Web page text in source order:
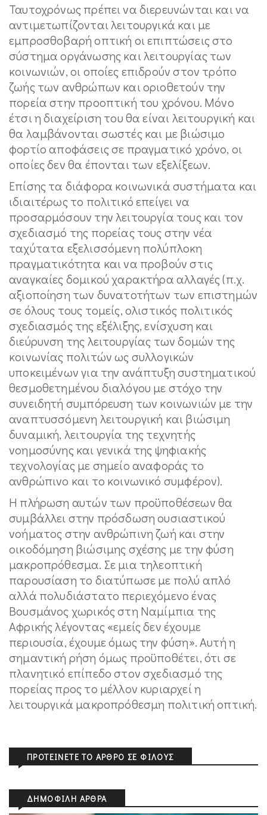
Ταυτοχρόνως πρέπει να διερευνώνται και να
αντιμετωπίζονται λειτουργικά και με
εμπροσθοβαρή οπτική οι επιπτώσεις στο
σύστημα οργάνωσης και λειτουργίας των
κοινωνιών, οι οποίες επιδρούν στον τρόπο
ζωής των ανθρώπων και οριοθετούν την
πορεία στην προοπτική του χρόνου. Μόνο
έτσι η διαχείριση του θα είναι λειτουργική και
θα λαμβάνονται σωστές και με βιώσιμο
φορτίο αποφάσεις σε πραγματικό χρόνο, οι
οποίες δεν θα έπονται των εξελίξεων.
Επίσης τα διάφορα κοινωνικά συστήματα και
ιδιαιτέρως το πολιτικό επείγει να
προσαρμόσουν την λειτουργία τους και τον
σχεδιασμό της πορείας τους στην νέα
ταχύτατα εξελισσόμενη πολύπλοκη
πραγματικότητα και να προβούν στις
αναγκαίες δομικού χαρακτήρα αλλαγές (π.χ.
αξιοποίηση των δυνατοτήτων των επιστημών
σε όλους τους τομείς, ολιστικός πολιτικός
σχεδιασμός της εξέλιξης, ενίσχυση και
διεύρυνση της λειτουργίας των δομών της
κοινωνίας πολιτών ως συλλογικών
υποκειμένων για την ανάπτυξη συστηματικού
θεσμοθετημένου διαλόγου με στόχο την
συνειδητή συμπόρευση των κοινωνιών με την
αναπτυσσόμενη λειτουργική και βιώσιμη
δυναμική, λειτουργία της τεχνητής
νοημοσύνης και γενικά της ψηφιακής
τεχνολογίας με σημείο αναφοράς το
ανθρώπινο και το κοινωνικό συμφέρον).
Η πλήρωση αυτών των προϋποθέσεων θα
συμβάλλει στην πρόσδωση ουσιαστικού
νοήματος στην ανθρώπινη ζωή και στην
οικοδόμηση βιώσιμης σχέσης με την φύση
μακροπρόθεσμα. Σε μια τηλεοπτική
παρουσίαση το διατύπωσε με πολύ απλό
αλλά πολυδιάστατο περιεχόμενο ένας
Βουσμάνος χωρικός στη Ναμίμπια της
Αφρικής λέγοντας «εμείς δεν έχουμε
περιουσία, έχουμε όμως την φύση». Αυτή η
σημαντική ρήση όμως προϋποθέτει, ότι σε
πλανητικό επίπεδο στον σχεδιασμό της
πορείας προς το μέλλον κυριαρχεί η
λειτουργικά μακροπρόθεσμη πολιτική οπτική.
ΠΡΟΤΕΊΝΕΤΕ ΤΟ ΆΡΘΡΟ ΣΕ ΦΊΛΟΥΣ
ΔΗΜΟΦΙΛΉ ΆΡΘΡΑ